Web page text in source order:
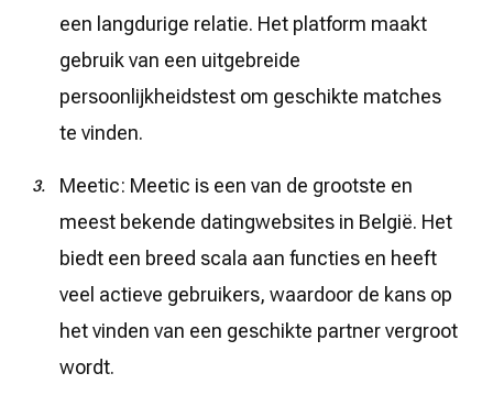
een langdurige relatie. Het platform maakt
gebruik van een uitgebreide
persoonlijkheidstest om geschikte matches
te vinden.
Meetic: Meetic is een van de grootste en
meest bekende datingwebsites in België. Het
biedt een breed scala aan functies en heeft
veel actieve gebruikers, waardoor de kans op
het vinden van een geschikte partner vergroot
wordt.